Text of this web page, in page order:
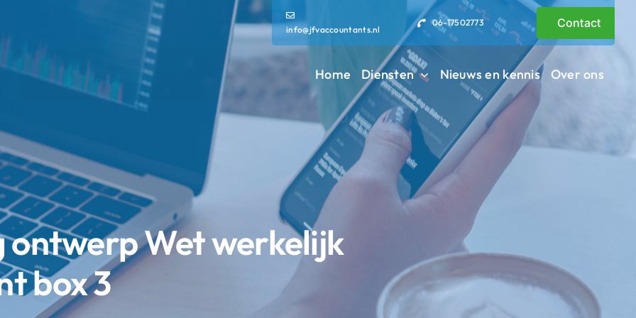
info@jfvaccountants.nl
06-17502773 Contact
Home Diensten Nieuws en kennis Over ons
ontwerp Wet werkelijk
box 3